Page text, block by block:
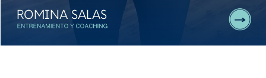
ROMINA SALAS